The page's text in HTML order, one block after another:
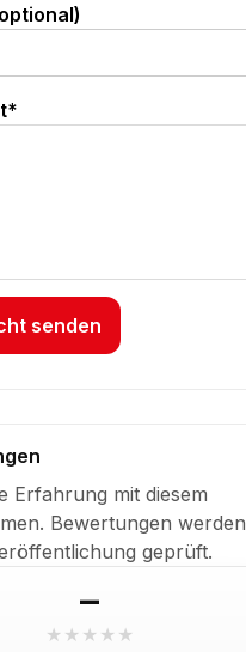
senden
Erfahrung mit diesem
Bewertungen werden
geprüft.
–
★ ★ ★ ★ ★